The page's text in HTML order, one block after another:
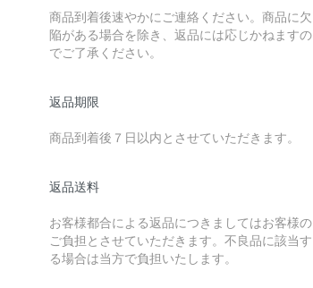
商品到着後速やかにご連絡ください。商品に欠
陥がある場合を除き、返品には応じかねますの
でご了承ください。
返品期限
商品到着後７日以内とさせていただきます。
返品送料
お客様都合による返品につきましてはお客様の
ご負担とさせていただきます。不良品に該当す
る場合は当方で負担いたします。